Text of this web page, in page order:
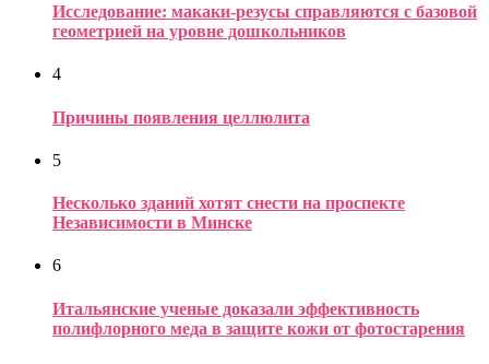
Исследование: макаки-резусы справляются с базовой
геометрией на уровне дошкольников
4
Причины появления целлюлита
5
Несколько зданий хотят снести на проспекте
Независимости в Минске
6
Итальянские ученые доказали эффективность
полифлорного меда в защите кожи от фотостарения